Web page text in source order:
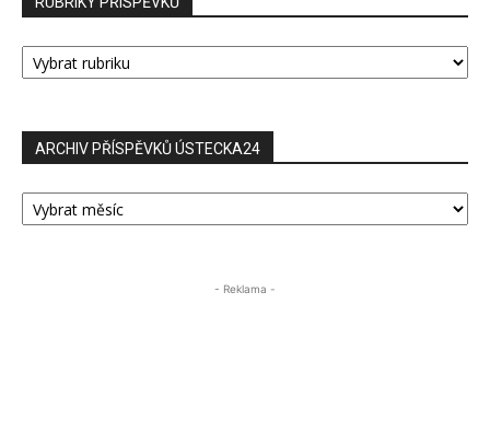
RUBRIKY
PŘÍSPĚVKŮ
ARCHIV PŘÍSPĚVKŮ ÚSTECKA24
ARCHIV
PŘÍSPĚVKŮ
- Reklama -